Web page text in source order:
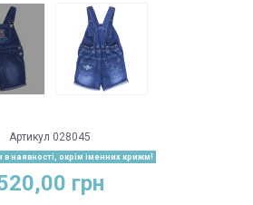
Артикул 028045
в наявності, окрім іменних крижм!
грн